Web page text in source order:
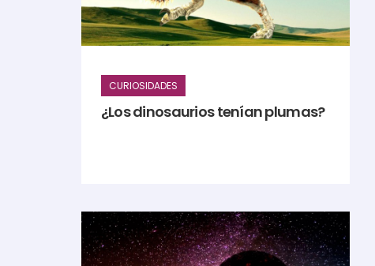
CURIOSIDADES
¿Los dinosaurios tenían plumas?